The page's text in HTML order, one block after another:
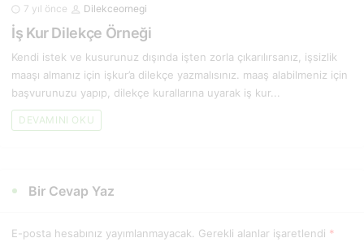
7 yıl önce Dilekceornegi
İş Kur Dilekçe Örneği
Kendi istek ve kusurunuz dışında işten zorla çıkarılırsanız, işsizlik
maaşı almanız için işkur’a dilekçe yazmalısınız. maaş alabilmeniz için
başvurunuzu yapıp, dilekçe kurallarına uyarak iş kur...
DEVAMINI OKU
Bir Cevap Yaz
E-posta hesabınız yayımlanmayacak. Gerekli alanlar işaretlendi *